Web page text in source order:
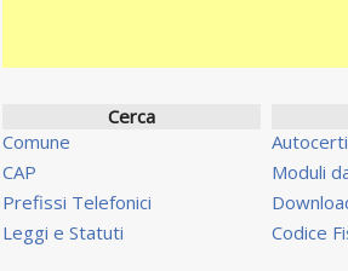
Cerca
Comune
CAP
Prefissi Telefonici
Leggi e Statuti
Moduli
Codice